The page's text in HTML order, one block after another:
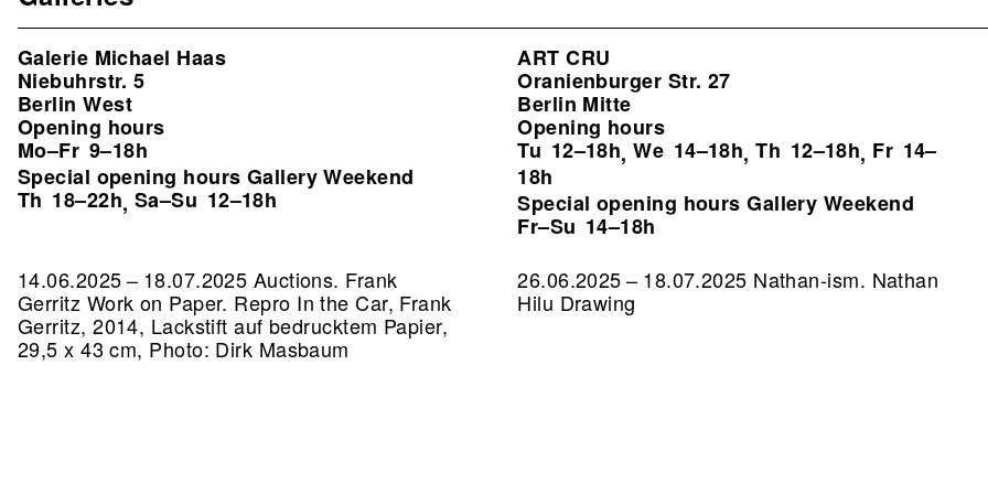
Galerie Michael Haas
Niebuhrstr. 5
Berlin West
Opening hours
Mo–Fr 9–18h
Special opening hours Gallery Weekend
Th 18–22h, Sa–Su 12–18h
14.06.2025 – 18.07.2025 Auctions. Frank
Gerritz Work on Paper. Repro In the Car, Frank
Gerritz, 2014, Lackstift auf bedrucktem Papier,
29,5 x 43 cm, Photo: Dirk Masbaum
ART CRU
Oranienburger Str. 27
Berlin Mitte
Opening hours
Tu 12–18h,We 14–18h,Th 12–18h, Fr 14–
18h
Special opening hours Gallery Weekend
Fr–Su 14–18h
26.06.2025 – 18.07.2025 Nathan-ism. Nathan
Hilu Drawing